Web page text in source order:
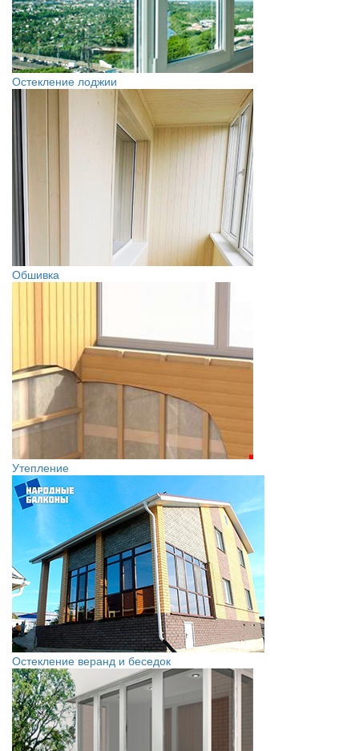
Остекление лоджии
Обшивка
Утепление
Остекление веранд и беседок